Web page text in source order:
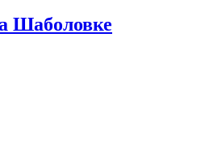
Шаболовке